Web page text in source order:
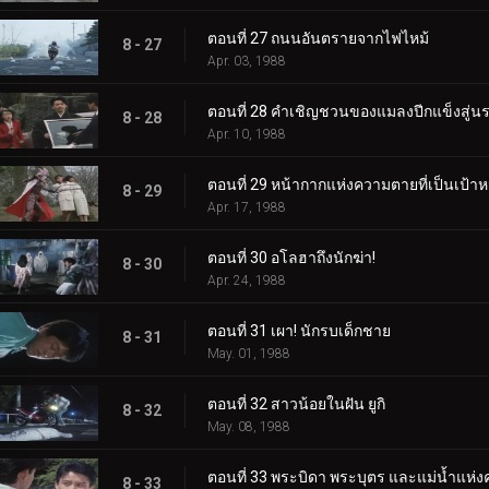
8 - 27 ตอนที่ 27 ถนนอันตรายจากไฟไหม้
Apr. 03, 1988
8 - 28 ตอนที่ 28 คำเชิญชวนของแมลงปีกแข็งสู่น
Apr. 10, 1988
8 - 29 ตอนที่ 29 หน้ากากแห่งความตายที่เป็นเป้า
Apr. 17, 1988
8 - 30 ตอนที่ 30 อโลฮาถึงนักฆ่า!
Apr. 24, 1988
8 - 31 ตอนที่ 31 เผา! นักรบเด็กชาย
May. 01, 1988
8 - 32 ตอนที่ 32 สาวน้อยในฝัน ยูกิ
May. 08, 1988
8 - 33 ตอนที่ 33 พระบิดา พระบุตร และแม่น้ำแห่ง